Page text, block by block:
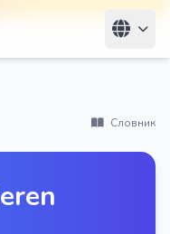
Словник